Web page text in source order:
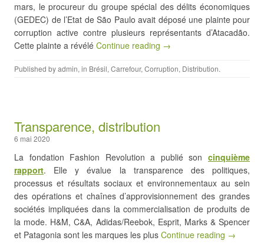
mars, le procureur du groupe spécial des délits économiques
(GEDEC) de l’Etat de São Paulo avait déposé une plainte pour
corruption active contre plusieurs représentants d’Atacadão.
Cette plainte a révélé Continue reading →
Published byadmin, in Brésil, Carrefour, Corruption, Distribution.
Transparence, distribution
6 mai 2020
La fondation Fashion Revolution a publié son cinquième
rapport. Elle y évalue la transparence des politiques,
processus et résultats sociaux et environnementaux au sein
des opérations et chaînes d’approvisionnement des grandes
sociétés impliquées dans la commercialisation de produits de
la mode. H&M, C&A, Adidas/Reebok, Esprit, Marks & Spencer
et Patagonia sont les marques les plus Continue reading →